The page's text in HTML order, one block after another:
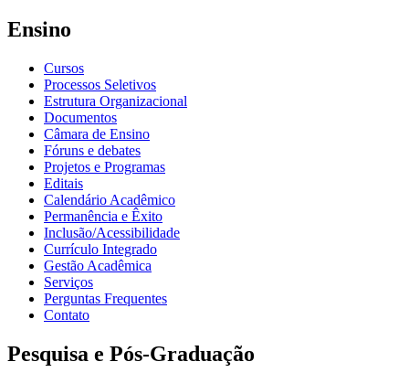
Ensino
Cursos
Processos Seletivos
Estrutura Organizacional
Documentos
Câmara de Ensino
Fóruns e debates
Projetos e Programas
Editais
Calendário Acadêmico
Permanência e Êxito
Inclusão/Acessibilidade
Currículo Integrado
Gestão Acadêmica
Serviços
Perguntas Frequentes
Contato
Pesquisa e Pós-Graduação